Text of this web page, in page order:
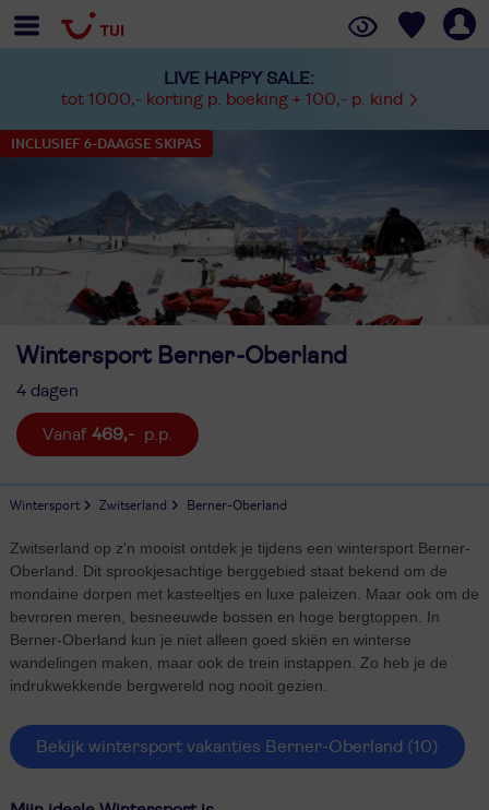
LIVE HAPPY SALE:
tot 1000,- korting p. boeking + 100,- p. kind
INCLUSIEF 6-DAAGSE SKIPAS
Wintersport Berner-Oberland
4 dagen
469,-
Wintersport Zwitserland Berner-Oberland
Zwitserland op z'n mooist ontdek je tijdens een wintersport Berner-
Oberland. Dit sprookjesachtige berggebied staat bekend om de
mondaine dorpen met kasteeltjes en luxe paleizen. Maar ook om de
bevroren meren, besneeuwde bossen en hoge bergtoppen. In
Berner-Oberland kun je niet alleen goed skiën en winterse
wandelingen maken, maar ook de trein instappen. Zo heb je de
indrukwekkende bergwereld nog nooit gezien.
Bekijk wintersport vakanties Berner-Oberland (10)